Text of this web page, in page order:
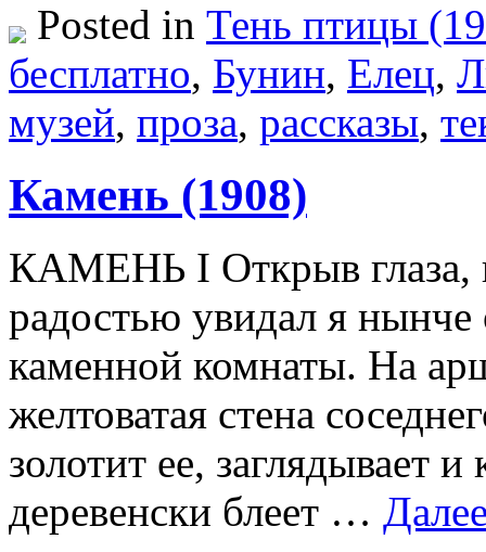
Posted in Тень птицы
бесплатно, Бунин, Елец,
музей, проза, рассказы,
Камень (1908)
КАМЕНЬ I Открыв глаза,
радостью увидал я
каменной комнаты. На
желтоватая стена
золотит ее, заглядывает
деревенски блеет …